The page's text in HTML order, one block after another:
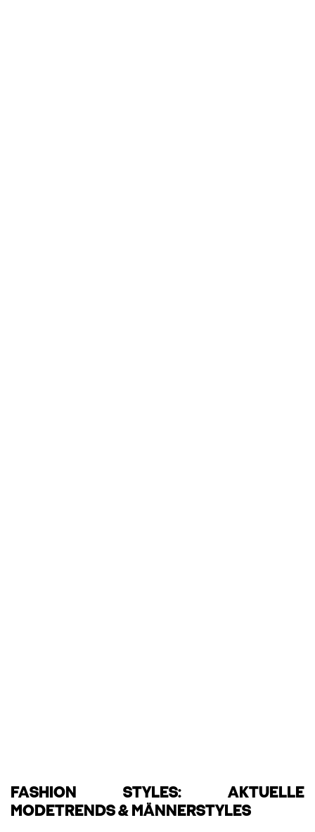
FASHION STYLES: AKTUELLE
MODETRENDS & MÄNNERSTYLES